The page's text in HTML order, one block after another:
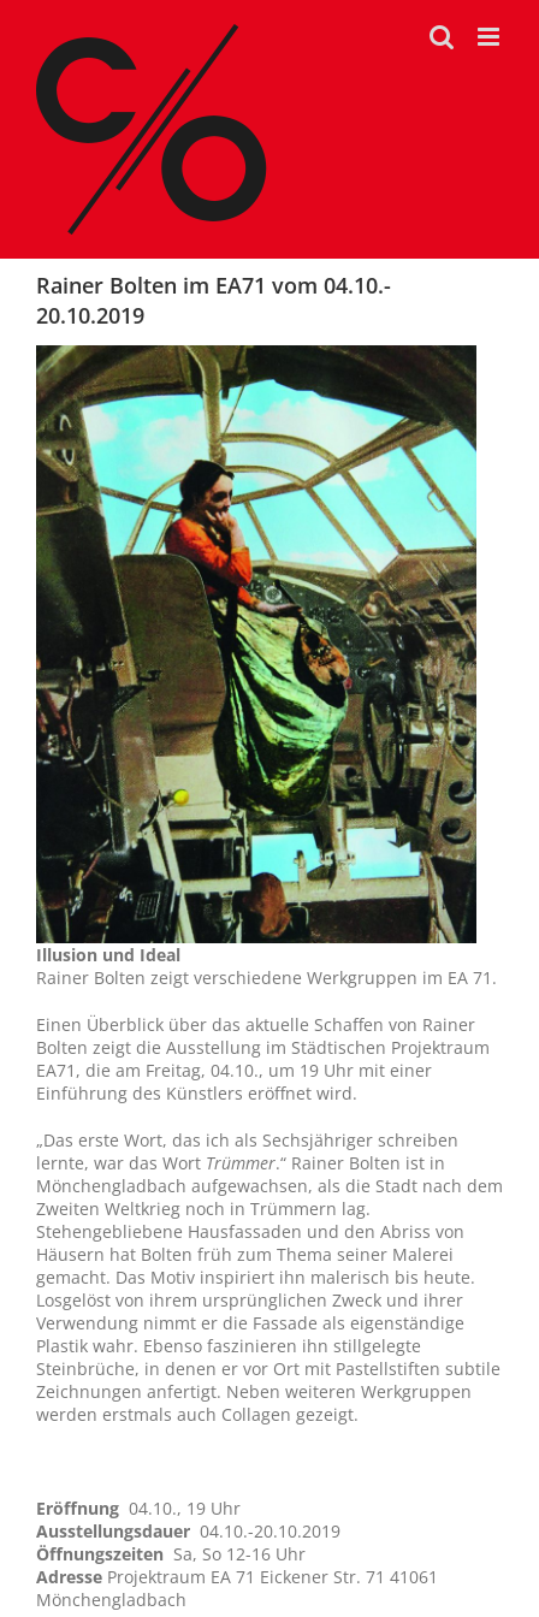
springen
Rainer Bolten im EA71 vom 04.10.-
20.10.2019
Illusion und Ideal
Rainer Bolten zeigt verschiedene Werkgruppen im EA 71.
Einen Überblick über das aktuelle Schaffen von Rainer
Bolten zeigt die Ausstellung im Städtischen Projektraum
EA71, die am Freitag, 04.10., um 19 Uhr mit einer
Einführung des Künstlers eröffnet wird.
„Das erste Wort, das ich als Sechsjähriger schreiben
lernte, war das Wort Trümmer.“ Rainer Bolten ist in
Mönchengladbach aufgewachsen, als die Stadt nach dem
Zweiten Weltkrieg noch in Trümmern lag.
Stehengebliebene Hausfassaden und den Abriss von
Häusern hat Bolten früh zum Thema seiner Malerei
gemacht. Das Motiv inspiriert ihn malerisch bis heute.
Losgelöst von ihrem ursprünglichen Zweck und ihrer
Verwendung nimmt er die Fassade als eigenständige
Plastik wahr. Ebenso faszinieren ihn stillgelegte
Steinbrüche, in denen er vor Ort mit Pastellstiften subtile
Zeichnungen anfertigt. Neben weiteren Werkgruppen
werden erstmals auch Collagen gezeigt.
Eröffnung 04.10., 19 Uhr
Ausstellungsdauer 04.10.-20.10.2019
Öffnungszeiten Sa, So 12-16 Uhr
Adresse Projektraum EA 71 Eickener Str. 71 41061
Mönchengladbach